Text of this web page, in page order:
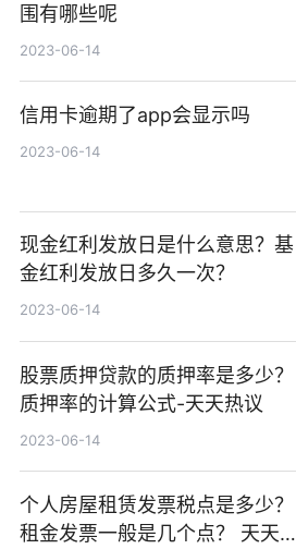
围有哪些呢
2023-06-14
信用卡逾期了app会显示吗
2023-06-14
现金红利发放日是什么意思？基
金红利发放日多久一次？
2023-06-14
股票质押贷款的质押率是多少？
质押率的计算公式-天天热议
2023-06-14
个人房屋租赁发票税点是多少？
租金发票一般是几个点？ 天天速